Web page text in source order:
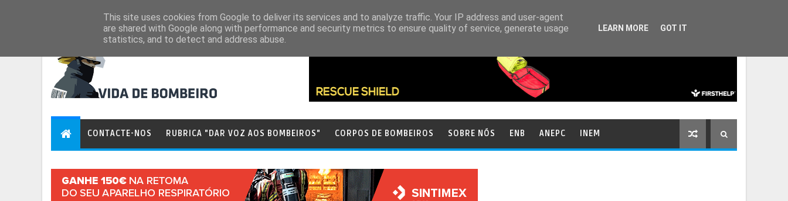
CONTACTE-NOS RUBRICA "DAR VOZ AOS BOMBEIROS" CORPOS DE BOMBEIROS SOBRE NÓS ENB ANEPC INEM
This site uses cookies from Google to deliver its services and to analyze traffic. Your IP address and user-agent
are shared with Google along with performance and security metrics to ensure quality of service, generate usage
statistics, and to detect and address abuse.
LEARN MORE GOT IT